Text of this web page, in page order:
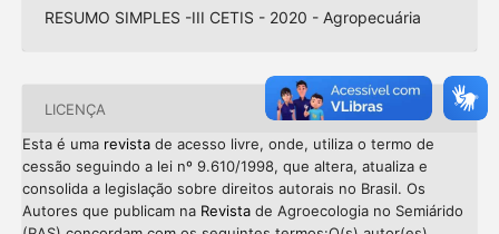
RESUMO SIMPLES -III CETIS - 2020 - Agropecuária
LICENÇA
Esta é uma revistade acesso livre, onde, utiliza o termo de
cessão seguindo a lei nº 9.610/1998, que altera, atualiza e
consolida a legislação sobre direitos autorais no Brasil. Os
Autores que publicam na Revistade Agroecologia no Semiárido